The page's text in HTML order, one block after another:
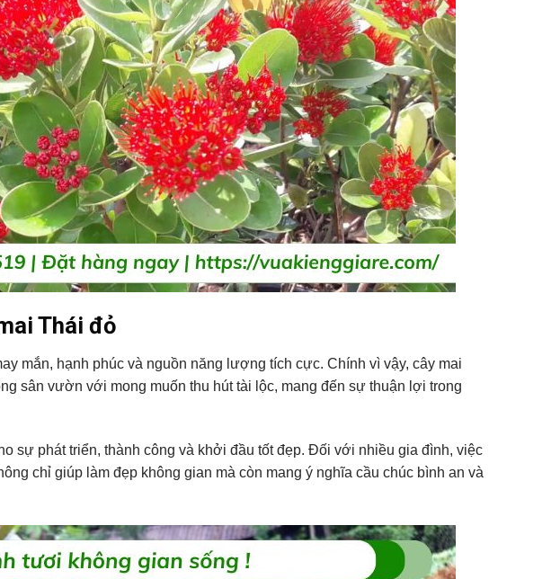
Thái đỏ
mắn, hạnh phúc và nguồn năng lượng tích cực. Chính vì vậy, cây mai
sân vườn với mong muốn thu hút tài lộc, mang đến sự thuận lợi trong
sự phát triển, thành công và khởi đầu tốt đẹp. Đối với nhiều gia đình, việc
chỉ giúp làm đẹp không gian mà còn mang ý nghĩa cầu chúc bình an và